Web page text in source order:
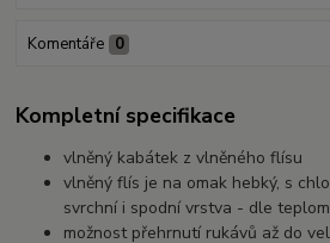
Komentáře 0
Kompletní specifikace
vlněný kabátek z vlněného flísu
vlněný flís je na omak hebký, s
svrchní i spodní vrstva - dle
možnost přehrnutí rukávů až do